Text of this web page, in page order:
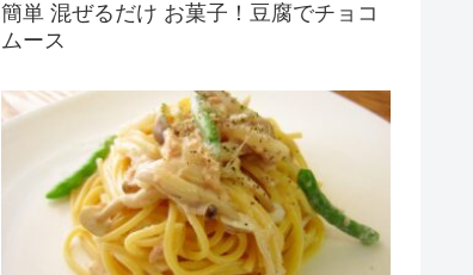
簡単 混ぜるだけ お菓子！豆腐でチョコ
ムース